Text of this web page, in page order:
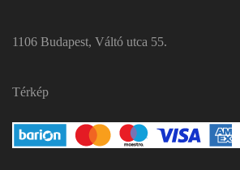
1106 Budapest, Váltó utca 55.
Térkép